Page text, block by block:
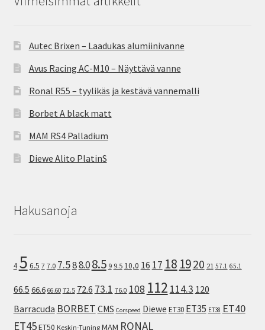
Autec Brixen – Laadukas alumiinivanne
Avus Racing AC-M10 – Näyttävä vanne
Ronal R55 – tyylikäs ja kestävä vannemalli
Borbet A black matt
MAM RS4 Palladium
Diewe Alito PlatinS
Hakusanoja
4 5 6.5 7 7.0 7.588.08.5 9 9.5 10,0 16 17 18 1920 21 57.1 65.1
66.5 66.6 66.60 72.5 72.6 73.1 76.0 108 112 114.3 120
Barracuda BORBET CMS Corspeed Diewe ET30 ET35 ET38 ET40
ET45ET50 Keskin-Tuning MAM RONAL